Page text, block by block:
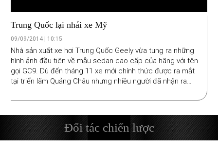
Trung Quốc lại nhái xe Mỹ
09/09/2014 | 10:15
Nhà sản xuất xe hơi Trung Quốc Geely vừa tung ra những
hình ảnh đầu tiên về mẫu sedan cao cấp của hãng với tên
gọi GC9. Dù đến tháng 11 xe mới chính thức được ra mắt
tại triển lãm Quảng Châu nhưng nhiều người đã nhận ra
Chevrolet Impala.
Đối tác chiến lược